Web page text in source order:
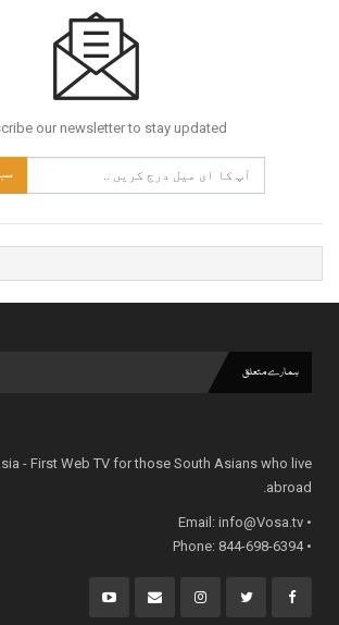
our newsletter to stay updated.
ہمارے متعلق
- First Web TV for those South Asians who live
abroad.
• Email:
info@Vosa.tv
• Phone: 844-698-6394